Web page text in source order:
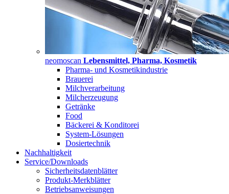
neomoscan Lebensmittel, Pharma, Kosmetik
Pharma- und Kosmetikindustrie
Brauerei
Milchverarbeitung
Milcherzeugung
Getränke
Food
Bäckerei & Konditorei
System-Lösungen
Dosiertechnik
Nachhaltigkeit
Service/Downloads
Sicherheitsdatenblätter
Produkt-Merkblätter
Betriebsanweisungen